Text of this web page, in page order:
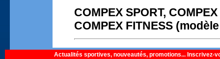
COMPEX SPORT,
COMPEX FITNESS
Actualités sportives, nouveautés, promotions... Inscrivez-